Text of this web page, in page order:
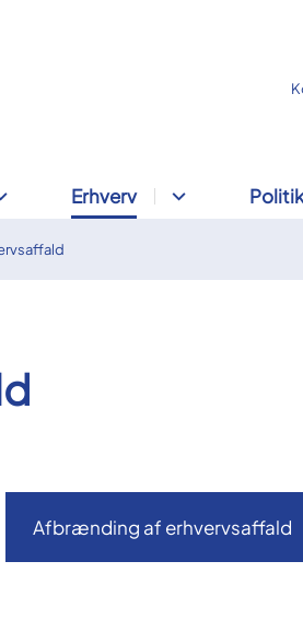
Erhverv
Afbrænding af erhvervsaffald